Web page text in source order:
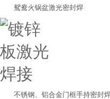
鸳鸯火锅盆激光密封焊
不锈钢、铝合金门框手持密封